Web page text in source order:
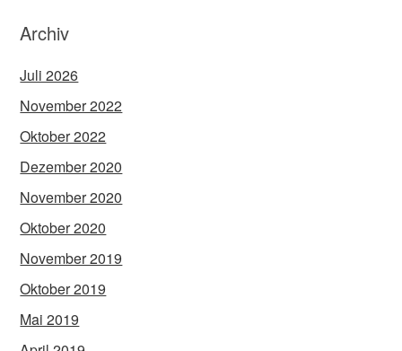
Archiv
Juli 2026
November 2022
Oktober 2022
Dezember 2020
November 2020
Oktober 2020
November 2019
Oktober 2019
Mai 2019